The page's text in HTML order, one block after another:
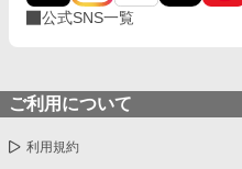
公式SNS一覧
ご利用について
利用規約